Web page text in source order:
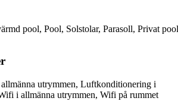
pool, Pool, Solstolar, Parasoll, Privat pool
utrymmen, Luftkonditionering i
i allmänna utrymmen, Wifi på rummet